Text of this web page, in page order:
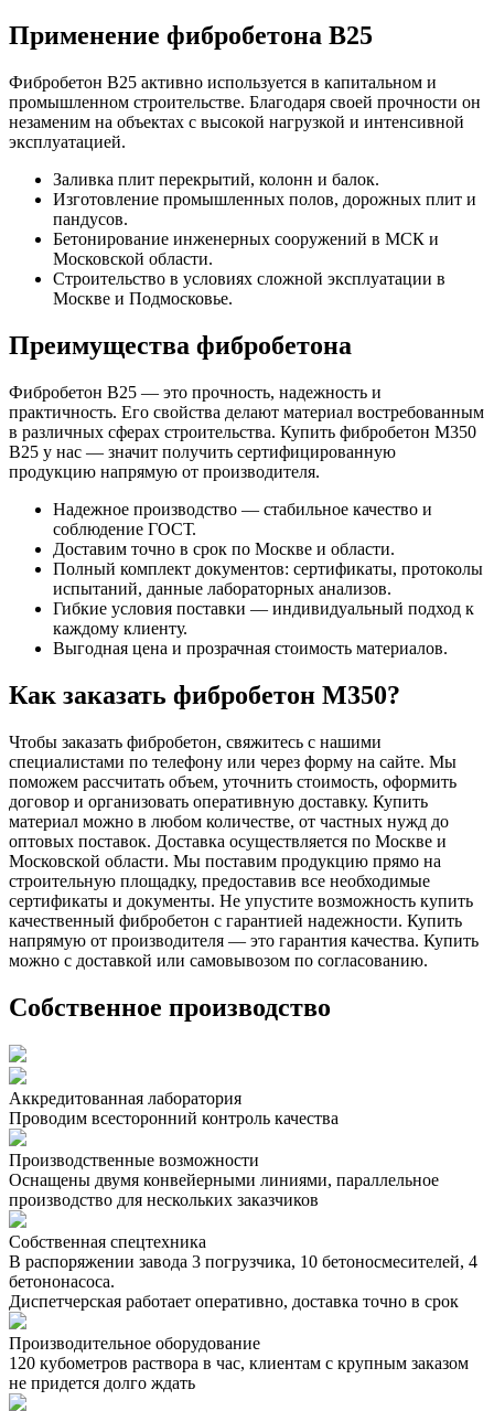
Применение фибробетона В25
Фибробетон В25 активно используется в капитальном и
промышленном строительстве. Благодаря своей прочности он
незаменим на объектах с высокой нагрузкой и интенсивной
эксплуатацией.
Заливка плит перекрытий, колонн и балок.
Изготовление промышленных полов, дорожных плит и
пандусов.
Бетонирование инженерных сооружений в МСК и
Московской области.
Строительство в условиях сложной эксплуатации в
Москве и Подмосковье.
Преимущества фибробетона
Фибробетон В25 — это прочность, надежность и
практичность. Его свойства делают материал востребованным
в различных сферах строительства. Купить фибробетон М350
В25 у нас — значит получить сертифицированную
продукцию напрямую от производителя.
Надежное производство — стабильное качество и
соблюдение ГОСТ.
Доставим точно в срок по Москве и области.
Полный комплект документов: сертификаты, протоколы
испытаний, данные лабораторных анализов.
Гибкие условия поставки — индивидуальный подход к
каждому клиенту.
Выгодная цена и прозрачная стоимость материалов.
Как заказать фибробетон М350?
Чтобы заказать фибробетон, свяжитесь с нашими
специалистами по телефону или через форму на сайте. Мы
поможем рассчитать объем, уточнить стоимость, оформить
договор и организовать оперативную доставку. Купить
материал можно в любом количестве, от частных нужд до
оптовых поставок. Доставка осуществляется по Москве и
Московской области. Мы поставим продукцию прямо на
строительную площадку, предоставив все необходимые
сертификаты и документы. Не упустите возможность купить
качественный фибробетон с гарантией надежности. Купить
напрямую от производителя — это гарантия качества. Купить
можно с доставкой или самовывозом по согласованию.
Собственное производство
Аккредитованная лаборатория
Проводим всесторонний контроль качества
Производственные возможности
Оснащены двумя конвейерными линиями, параллельное
производство для нескольких заказчиков
Собственная спецтехника
В распоряжении завода 3 погрузчика, 10 бетоносмесителей, 4
бетононасоса.
Диспетчерская работает оперативно, доставка точно в срок
Производительное оборудование
120 кубометров раствора в час, клиентам с крупным заказом
не придется долго ждать